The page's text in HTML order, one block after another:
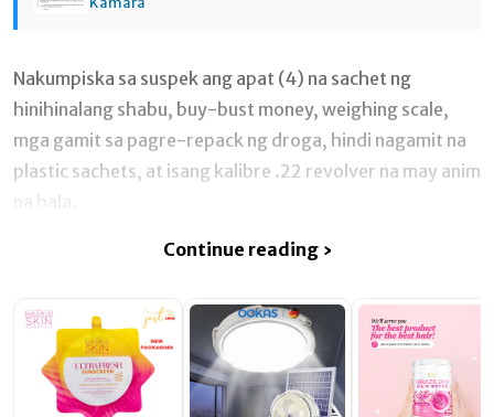
Nakumpiska sa suspek ang apat (4) na sachet ng
hinihinalang shabu, buy-bust money, weighing scale,
mga gamit sa pagre-repack ng droga, hindi nagamit na
plastic sachets, at isang kalibre .22 revolver na may anim
Continue reading ›